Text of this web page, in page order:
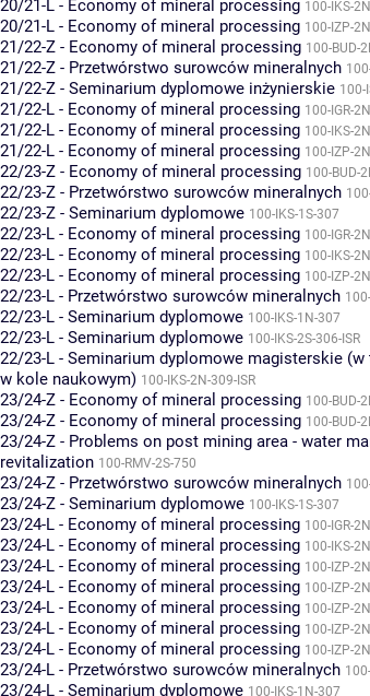
20/21-L - Economy of mineral processing 100-IKS-
20/21-L - Economy of mineral processing 100-IZP-
21/22-Z - Economy of mineral processing 100-BUD-
21/22-Z - Przetwórstwo surowców mineralnych
21/22-Z - Seminarium dyplomowe inżynierskie 100-
21/22-L - Economy of mineral processing 100-IGR-
21/22-L - Economy of mineral processing 100-IKS-
21/22-L - Economy of mineral processing 100-IZP-
22/23-Z - Economy of mineral processing 100-BUD-
22/23-Z - Przetwórstwo surowców mineralnych
22/23-Z - Seminarium dyplomowe 100-IKS-1S-307
22/23-L - Economy of mineral processing 100-IGR-
22/23-L - Economy of mineral processing 100-IKS-
22/23-L - Economy of mineral processing 100-IZP-
22/23-L - Przetwórstwo surowców mineralnych
22/23-L - Seminarium dyplomowe 100-IKS-1N-307
22/23-L - Seminarium dyplomowe 100-IKS-2S-306-ISR
22/23-L - Seminarium dyplomowe magisterskie (w
w kole naukowym) 100-IKS-2N-309-ISR
23/24-Z - Economy of mineral processing 100-BUD-
23/24-Z - Economy of mineral processing 100-BUD-
23/24-Z - Problems on post mining area - water
revitalization 100-RMV-2S-750
23/24-Z - Przetwórstwo surowców mineralnych
23/24-Z - Seminarium dyplomowe 100-IKS-1S-307
23/24-L - Economy of mineral processing 100-IGR-
23/24-L - Economy of mineral processing 100-IKS-
23/24-L - Economy of mineral processing 100-IZP-
23/24-L - Economy of mineral processing 100-IZP-
23/24-L - Economy of mineral processing 100-IZP-
23/24-L - Economy of mineral processing 100-IZP-
23/24-L - Economy of mineral processing 100-IZP-
23/24-L - Przetwórstwo surowców mineralnych
23/24-L - Seminarium dyplomowe 100-IKS-1N-307